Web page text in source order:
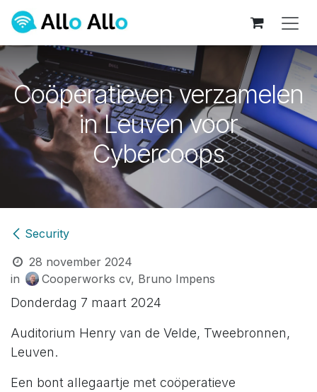
Overslaan naar inhoud
Coöperatieven verzamelen
in Leuven voor
Cybercoops
Security
28 november 2024
in
Cooperworks cv, Bruno Impens
Donderdag 7 maart 2024
Auditorium Henry van de Velde, Tweebronnen,
Leuven.
Een bont allegaartje met coöperatieve